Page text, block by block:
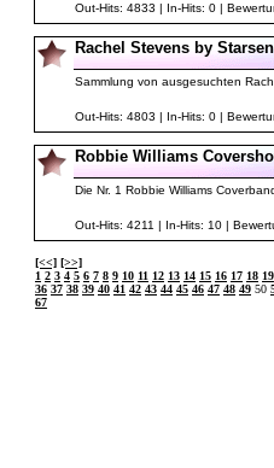
Out-Hits: 4833 | In-Hits: 0 |
Rachel Stevens by
Sammlung von ausgesuchten
Out-Hits: 4803 | In-Hits: 0 |
Robbie Williams
Die Nr. 1 Robbie Williams
Out-Hits: 4211 | In-Hits: 10 |
[<<] [>>]
1 2 3 4 5 6 7 8 9 10 11 12 13 14 15 16 17 18 19
36 37 38 39 40 41 42 43 44 45 46 47 48 49 50
67